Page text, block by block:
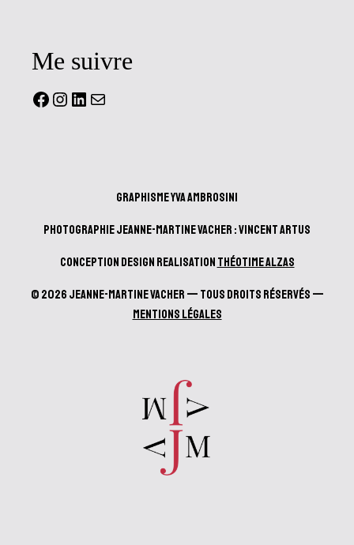
Me suivre
Facebook
Instagram
LinkedIn
Mail
Graphisme Yva Ambrosini
Photographie Jeanne-Martine Vacher : Vincent Artus
Conception design realisation Théotime Alzas
© 2026 Jeanne-Martine Vacher — Tous droits réservés —
Mentions Légales